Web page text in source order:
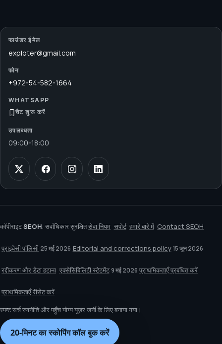
फाउंडर ईमेल
exploter@gmail.com
फोन
+972-54-582-1664
WHATSAPP
चैट शुरू करें
उपलब्धता
09:00-18:00
कॉपीराइटSEOH. सर्वाधिकार सुरक्षितसेवा नियम सपोर्ट हमारे बारे में Contact SEOH
प्राइवेसी पॉलिसी 25 मई 2026 Editorial and corrections policy 15 जून 2026
रद्दीकरण और डेटा हटाना एक्सेसिबिलिटी स्टेटमेंट 9 मई 2026 प्राथमिकताएँ प्रबंधित करें
प्राथमिकताएँ रीसेट करें
स्पष्ट सर्च रणनीति और पहुँच योग्य यूज़र जर्नी के लिए बनाया गया।
20-मिनट का स्कोपिंग कॉल बुक करें